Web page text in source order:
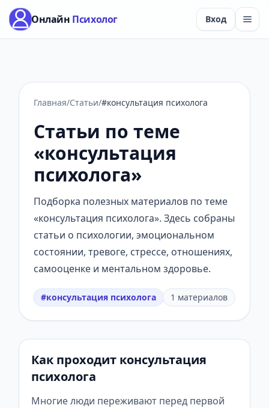
Онлайн Психолог Вход
Главная/Статьи/#консультация психолога
Статьи по теме
«консультация
психолога»
Подборка полезных материалов по теме
«консультация психолога». Здесь собраны
статьи о психологии, эмоциональном
состоянии, тревоге, стрессе, отношениях,
самооценке и ментальном здоровье.
#консультация психолога 1 материалов
Как проходит консультация
психолога
Многие люди переживают перед первой